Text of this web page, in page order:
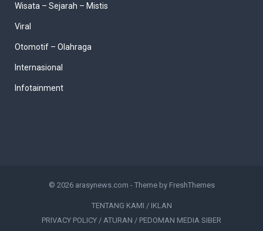
Wisata – Sejarah – Mistis
Viral
Otomotif – Olahraga
Internasional
Infotainment
© 2026 arasynews.com - Theme by FreshThemes
TENTANG KAMI / IKLAN
PRIVACY POLICY / ATURAN / PEDOMAN MEDIA SIBER